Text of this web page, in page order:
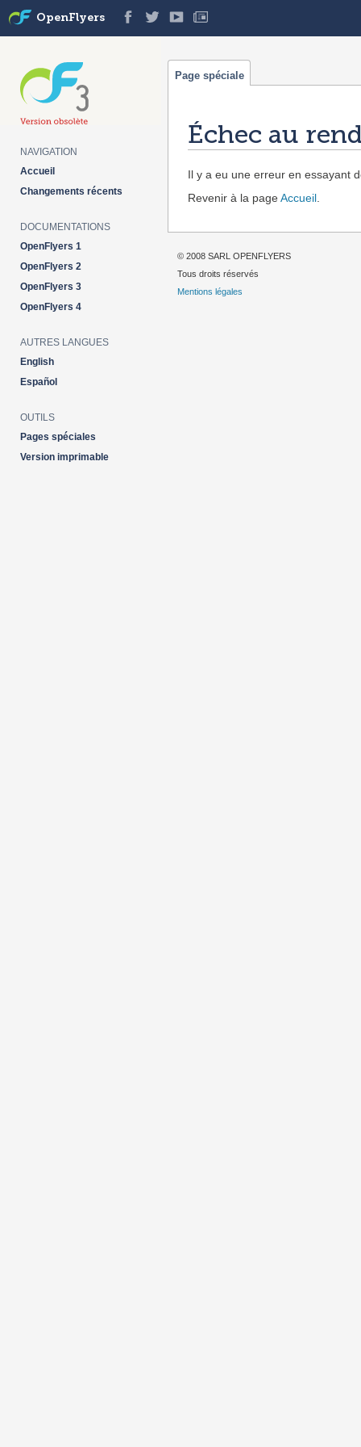
Échec au
Il y a eu une erreur en essayant
Revenir à la pageAccueil
Page spéciale
OpenFlyers
NAVIGATION
Accueil
Changements récents
DOCUMENTATIONS
OpenFlyers 1
OpenFlyers 2
OpenFlyers 3
OpenFlyers 4
AUTRES LANGUES
English
Español
OUTILS
Pages spéciales
Version imprimable
© 2008 SARL OPENFLYERS
Tous droits réservés
Mentions légales